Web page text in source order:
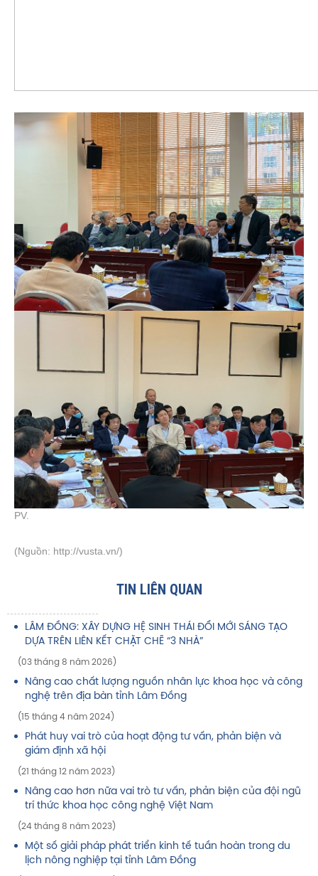
PV.
(Nguồn: http://vusta.vn/)
TIN LIÊN QUAN
LÂM ĐỒNG: XÂY DỰNG HỆ SINH THÁI ĐỔI MỚI SÁNG TẠO
DỰA TRÊN LIÊN KẾT CHẶT CHẼ “3 NHÀ”
(03 tháng 8 năm 2026)
Nâng cao chất lượng nguồn nhân lực khoa học và công
nghệ trên địa bàn tỉnh Lâm Đồng
(15 tháng 4 năm 2024)
Phát huy vai trò của hoạt động tư vấn, phản biện và
giám định xã hội
(21 tháng 12 năm 2023)
Nâng cao hơn nữa vai trò tư vấn, phản biện của đội ngũ
trí thức khoa học công nghệ Việt Nam
(24 tháng 8 năm 2023)
Một số giải pháp phát triển kinh tế tuần hoàn trong du
lịch nông nghiệp tại tỉnh Lâm Đồng